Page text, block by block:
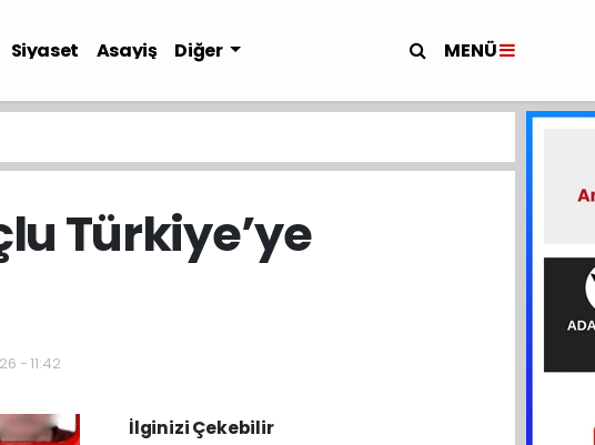
Siyaset Asayiş Diğer MENÜ
Türkiye’ye
- 11:42
İlginizi Çekebilir